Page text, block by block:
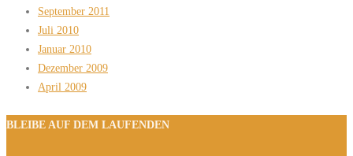
September 2011
Juli 2010
Januar 2010
Dezember 2009
April 2009
BLEIBE AUF DEM LAUFENDEN